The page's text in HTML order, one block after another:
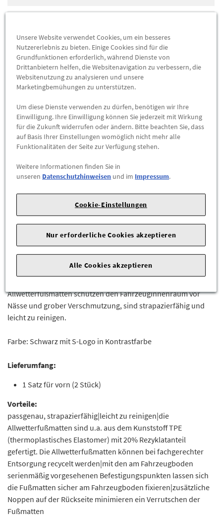
Preis inkl.19%MwSt.
Abholbar andiesen Standorten
-
ZUM WARENKORB HINZUFÜGEN
Herstellerangaben: AUDI AG |Auto-Union-Str. 1 |85057
Ingolstadt |
Zuverlässiger Schutz vor Nässe und grober Verschmutzung.
Audi S-Logo in Kontrastfarbe versehen. Die
Allwetterfußmatten sind aus hochwertigem Kunststoff
gefertigt und können bei fachgerechter Entsorgung recycelt
werden. Durch die Befestigung an den dafür vorgesehenen
Fixierpunkte im Bodenbereich sind sie mit dem
Fahrzeugboden verbunden. Zusätzliche Noppen auf der
Allwetterfußmatten schützen den Fahrzeuginnenraum vor
Nässe und grober Verschmutzung, sind strapazierfähig und
leicht zu reinigen.
Farbe: Schwarz mit S-Logo in Kontrastfarbe
Lieferumfang:
1 Satz für vorn (2 Stück)
Vorteile:
passgenau, strapazierfähig|leicht zu reinigen|die
Allwetterfußmatten sind u.a. aus dem Kunststoff TPE
(thermoplastisches Elastomer) mit 20% Rezyklatanteil
gefertigt. Die Allwetterfußmatten können bei fachgerechter
Entsorgung recycelt werden|mit den am Fahrzeugboden
serienmäßig vorgesehenen Befestigungspunkten lassen sich
die Fußmatten sicher am Fahrzeugboden fixieren|zusätzliche
Noppen auf der Rückseite minimieren ein Verrutschen der
Fußmatten
Unsere Website verwendet Cookies, um ein besseres
Nutzererlebnis zu bieten. Einige Cookies sind für die
Grundfunktionen erforderlich, während Dienste von
Drittanbietern helfen, die Websitenavigation zu verbessern, die
Websitenutzung zu analysieren und unsere
Marketingbemühungen zu unterstützen.
Um diese Dienste verwenden zu dürfen, benötigen wir Ihre
Einwilligung. Ihre Einwilligung können Sie jederzeit mit Wirkung
für die Zukunft widerrufen oder ändern. Bitte beachten Sie, dass
auf Basis Ihrer Einstellungen womöglich nicht mehr alle
Funktionalitäten der Seite zur Verfügung stehen.
Weitere Informationen finden Sie in
unseren Datenschutzhinweisen und im Impressum.
Cookie-Einstellungen
Nur erforderliche Cookies akzeptieren
Alle Cookies akzeptieren